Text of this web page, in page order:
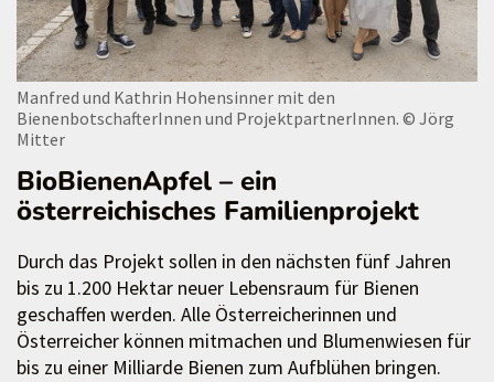
Manfred und Kathrin Hohensinner mit den
BienenbotschafterInnen und ProjektpartnerInnen. © Jörg
Mitter
BioBienenApfel – ein
österreichisches Familienprojekt
Durch das Projekt sollen in den nächsten fünf Jahren
bis zu 1.200 Hektar neuer Lebensraum für Bienen
geschaffen werden. Alle Österreicherinnen und
Österreicher können mitmachen und Blumenwiesen für
bis zu einer Milliarde Bienen zum Aufblühen bringen.